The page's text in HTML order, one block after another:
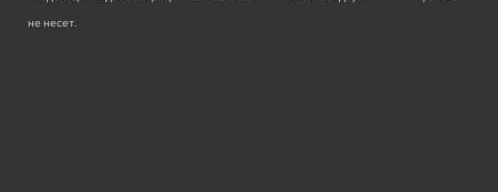
не несет.